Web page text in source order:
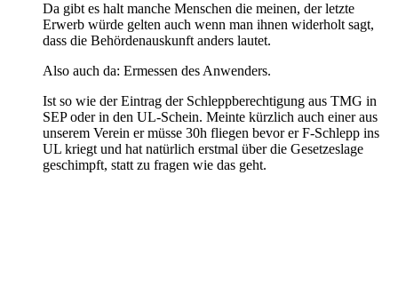
Da gibt es halt manche Menschen die meinen, der letzte
Erwerb würde gelten auch wenn man ihnen widerholt sagt,
dass die Behördenauskunft anders lautet.
Also auch da: Ermessen des Anwenders.
Ist so wie der Eintrag der Schleppberechtigung aus TMG in
SEP oder in den UL-Schein. Meinte kürzlich auch einer aus
unserem Verein er müsse 30h fliegen bevor er F-Schlepp ins
UL kriegt und hat natürlich erstmal über die Gesetzeslage
geschimpft, statt zu fragen wie das geht.